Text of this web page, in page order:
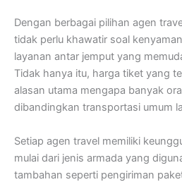
Dengan berbagai pilihan agen
tidak perlu khawatir soal
layanan antar jemput yang
Tidak hanya itu, harga tiket yang
alasan utama mengapa banyak
dibandingkan transportasi umum
Setiap agen travel memiliki
mulai dari jenis armada yang
tambahan seperti pengiriman